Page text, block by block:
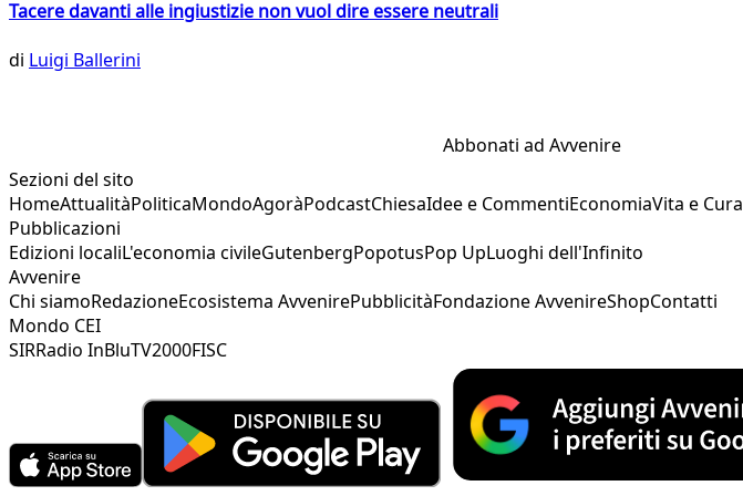
Tacere davanti alle ingiustizie non vuol dire essere neutrali
di Luigi Ballerini
Abbonati ad Avvenire
Sezioni del sito
HomeAttualitàPoliticaMondoAgoràPodcastChiesaIdee e CommentiEconomiaVita e Cura
Pubblicazioni
Edizioni localiL'economia civileGutenbergPopotusPop UpLuoghi dell'Infinito
Avvenire
Chi siamoRedazioneEcosistema AvvenirePubblicitàFondazione AvvenireShopContatti
Mondo CEI
SIRRadio InBluTV2000FISC